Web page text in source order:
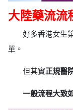
大陸藥流流
好多香港女生
單。
但其實正規醫
一般流程大致